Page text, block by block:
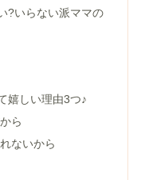
?いらない派ママの
嬉しい理由3つ♪
ら
ないから